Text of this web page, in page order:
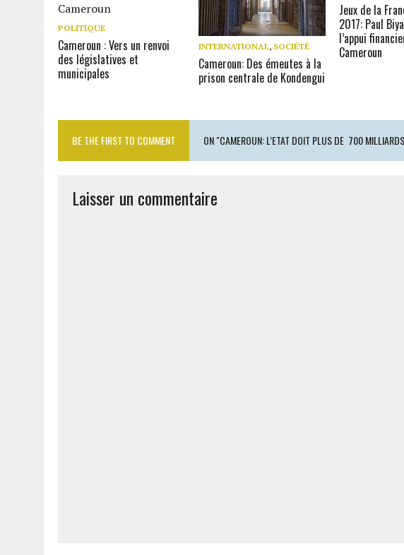
POLITIQUE
Cameroun : Vers un renvoi
des législatives et
municipales
INTERNATIONAL, SOCIÉTÉ
Cameroun: Des émeutes à la
prison centrale de Kondengui
Jeux de la
2017: Paul
l’appui
Cameroun
BE THE FIRST TO COMMENT ON "CAMEROUN: L’ETAT DOIT PLUS DE 700
Laisser un commentaire